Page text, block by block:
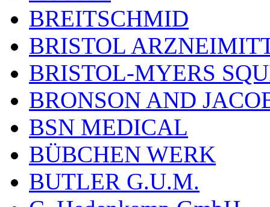
BREITSCHMID
BRISTOL
BRISTOL-MYERS
BRONSON AND
BSN MEDICAL
BÜBCHEN WERK
BUTLER G.U.M.